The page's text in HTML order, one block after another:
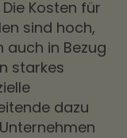
Die Kosten für
sind hoch,
auch in Bezug
starkes
dazu